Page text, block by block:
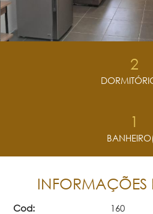
2
1
INFORMAÇÕES
Cod:
160